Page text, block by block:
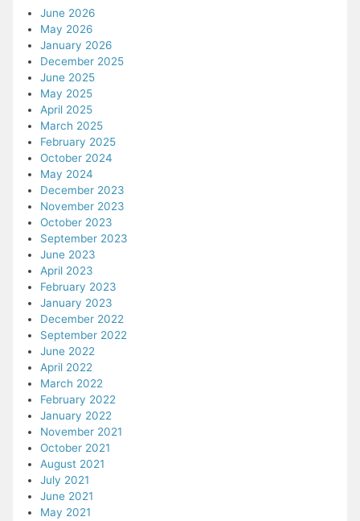
June 2026
May 2026
January 2026
December 2025
June 2025
May 2025
April 2025
March 2025
February 2025
October 2024
May 2024
December 2023
November 2023
October 2023
September 2023
June 2023
April 2023
February 2023
January 2023
December 2022
September 2022
June 2022
April 2022
March 2022
February 2022
January 2022
November 2021
October 2021
August 2021
July 2021
June 2021
May 2021